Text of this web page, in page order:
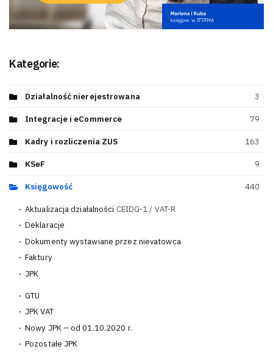
Kategorie:
Działalność nierejestrowana 3
Integracje i eCommerce 79
Kadry i rozliczenia ZUS 163
KSeF 9
Księgowość 440
Aktualizacja działalności CEIDG-1 / VAT-R
Deklaracje
Dokumenty wystawiane przez nievatowca
Faktury
JPK
GTU
JPK VAT
Nowy JPK – od 01.10.2020 r.
Pozostałe JPK